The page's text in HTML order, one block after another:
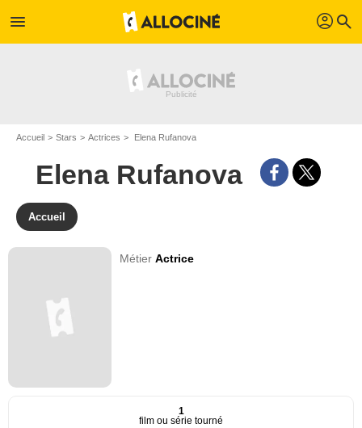
menu profil search
Accueil Stars Actrices Elena Rufanova
Elena Rufanova
Accueil
MétierActrice
1
film ou série tourné